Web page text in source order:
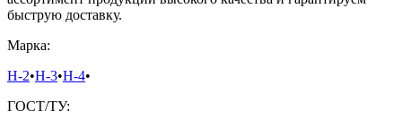
быструю доставку.
Марка:
Н-2•Н-3•Н-4•
ГОСТ/ТУ: